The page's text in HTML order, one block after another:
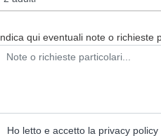
Indica qui eventuali note o richieste
Ho letto e accetto la privacy policy